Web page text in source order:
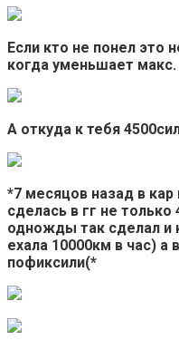
Если кто не понел это
когда уменьшает
А откуда к тебя
*7 месяцов назад в
сделась в гг не
одножды так сделал и
ехала 10000км в час) а
пофиксили(*